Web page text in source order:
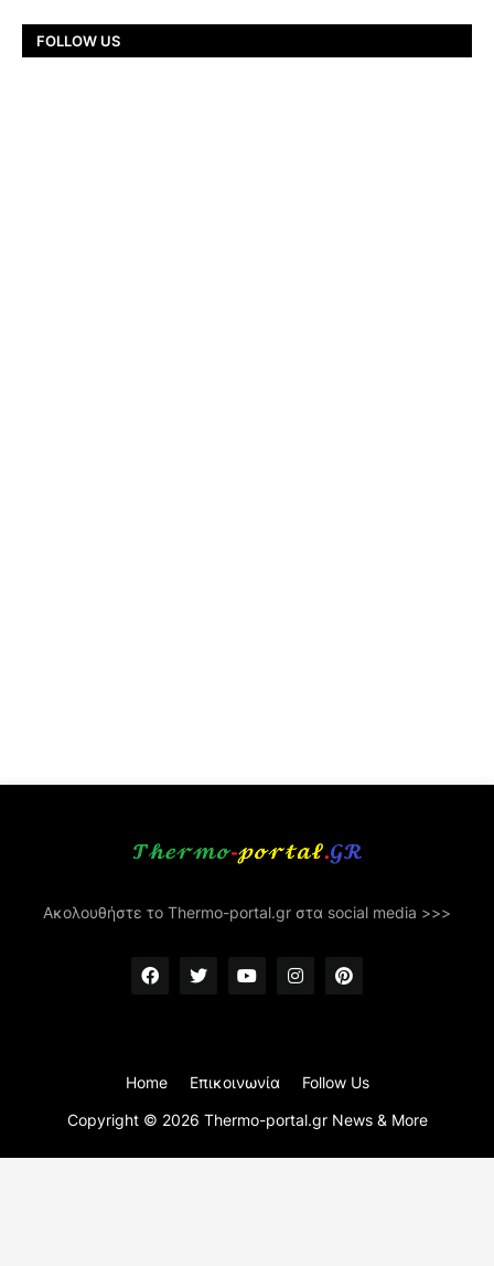
FOLLOW US
Ακολουθήστε το Thermo-portal.gr στα social media >>>
Copyright © 2026 Thermo-portal.gr News & More
Home Επικοινωνία Follow Us